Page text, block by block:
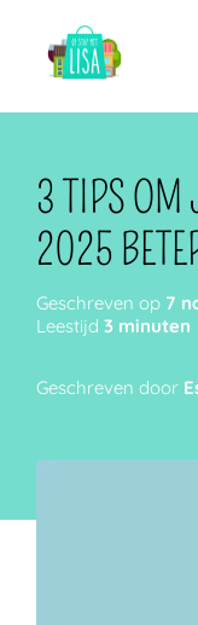
3 TIPS OM
2025
Geschreven op 7
Leestijd 3 minuten
Geschreven door